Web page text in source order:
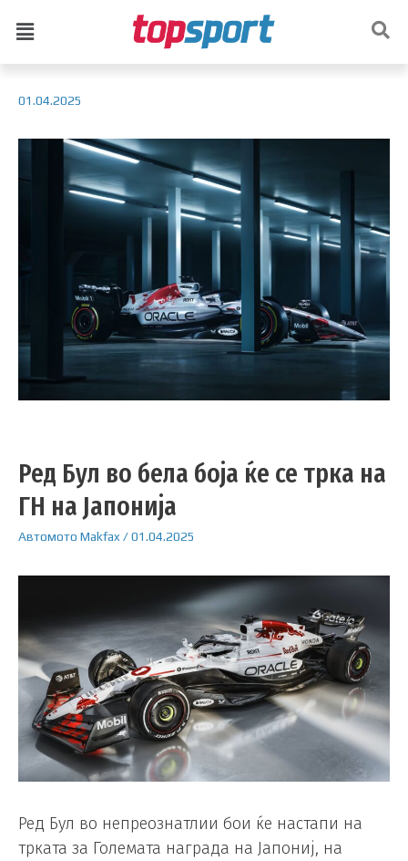
01.04.2025
Ред Бул во бела боја ќе се трка на
ГН на Јапонија
Автомото Makfax /01.04.2025
Ред Бул во непреознатлии бои ќе настапи на
трката за Големата награда на Јапониј, на